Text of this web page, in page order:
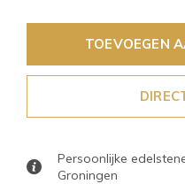
TOEVOEGEN
Persoonlijke
Groningen